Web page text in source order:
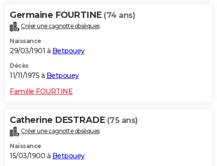
Germaine FOURTINE (74 ans)
Créer une cagnotte obsèques
Naissance
29/03/1901 à Betpouey
Décès
11/11/1975 à Betpouey
Famille FOURTINE
Catherine DESTRADE (75 ans)
Créer une cagnotte obsèques
Naissance
15/03/1900 à Betpouey